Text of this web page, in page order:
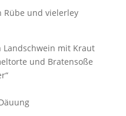
Rübe und vielerley
Landschwein mit Kraut
und Bratensoße